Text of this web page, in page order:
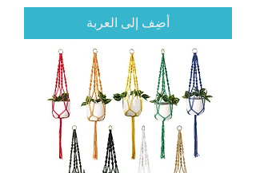
أضِف إلى العربة